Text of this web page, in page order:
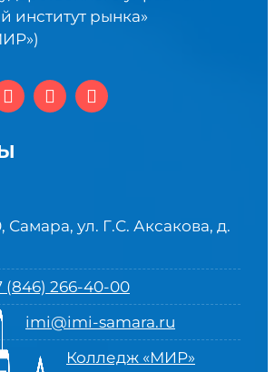
институт рынка»
Самара, ул. Г.С. Аксакова, д.
(846) 266-40-00
imi@imi-samara.ru
Колледж «МИР»